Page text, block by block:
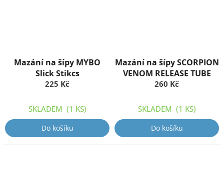
Mazání na šípy MYBO
Slick Stikcs
225 Kč
SKLADEM (1 KS)
Do košíku
Mazání na šípy SCORPION
VENOM RELEASE TUBE
260 Kč
SKLADEM (1 KS)
Do košíku